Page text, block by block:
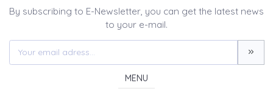
By subscribing to E-Newsletter, you can get the latest news
to your e-mail.
MENU